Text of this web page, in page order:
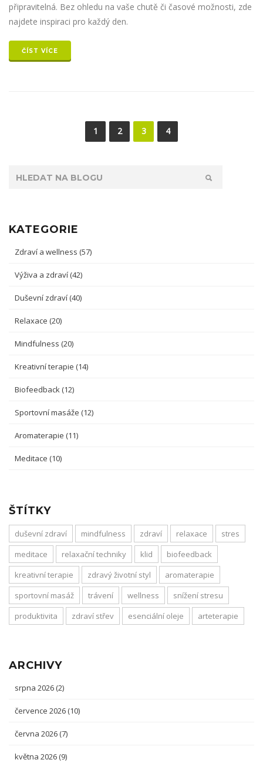
připravitelná. Bez ohledu na vaše chutě či časové možnosti, zde
najdete inspiraci pro každý den.
ČÍST VÍCE
1 2 3 4
KATEGORIE
Zdraví a wellness (57)
Výživa a zdraví (42)
Duševní zdraví (40)
Relaxace (20)
Mindfulness (20)
Kreativní terapie (14)
Biofeedback (12)
Sportovní masáže (12)
Aromaterapie (11)
Meditace (10)
ŠTÍTKY
duševní zdraví mindfulness zdraví relaxace
stres
meditace
relaxační techniky klid
biofeedback
kreativní terapie
zdravý životní styl
aromaterapie
sportovní masáž
trávení wellness
snížení stresu
produktivita
zdraví střev esenciální oleje arteterapie
ARCHIVY
srpna 2026 (2)
července 2026 (10)
června 2026 (7)
května 2026 (9)